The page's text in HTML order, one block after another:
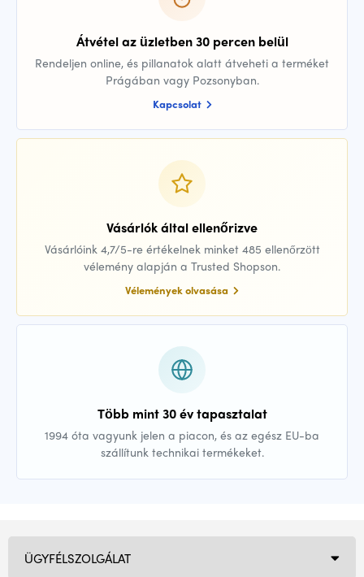
Átvétel az üzletben 30 percen belül
Rendeljen online, és pillanatok alatt átveheti a terméket
Prágában vagy Pozsonyban.
Kapcsolat
Vásárlók által ellenőrizve
Vásárlóink 4,7/5-re értékelnek minket 485 ellenőrzött
vélemény alapján a Trusted Shopson.
Vélemények olvasása
Több mint 30 év tapasztalat
1994 óta vagyunk jelen a piacon, és az egész EU-ba
szállítunk technikai termékeket.
ÜGYFÉLSZOLGÁLAT